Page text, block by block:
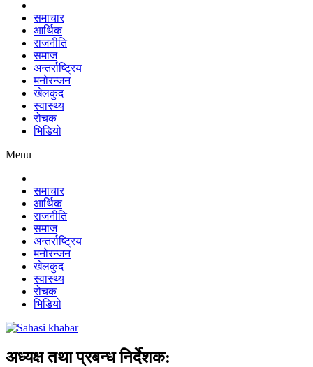
समाचार
आर्थिक
राजनीति
समाज
अन्तर्राष्ट्रिय
मनोरन्जन
खेलकुद
स्वास्थ्य
रोचक
भिडियो
Menu
समाचार
आर्थिक
राजनीति
समाज
अन्तर्राष्ट्रिय
मनोरन्जन
खेलकुद
स्वास्थ्य
रोचक
भिडियो
अध्यक्ष तथा प्रबन्ध निर्देशक: